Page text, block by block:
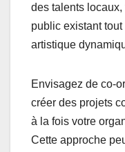
des talents
public existant
artistique
Envisagez de co-
créer des projets
à la fois votre
Cette approche